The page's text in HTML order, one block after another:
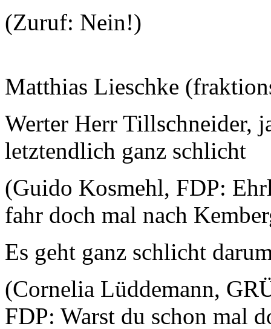
(Zuruf: Nein!)
Matthias Lieschke
Werter Herr Tillschneider,
letztendlich ganz schlicht
(Guido Kosmehl, FDP:
fahr doch mal nach
Es geht ganz schlicht
(Cornelia Lüddemann,
FDP: Warst du schon mal